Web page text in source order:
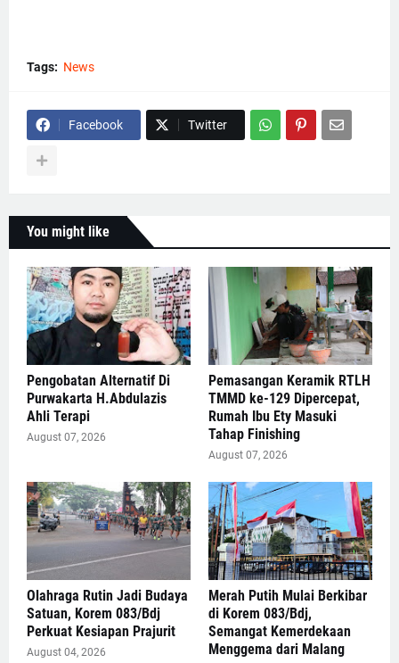
Tags: News
Facebook Twitter
You might like
Pengobatan Alternatif Di
Purwakarta H.Abdulazis
Ahli Terapi
August 07, 2026
Pemasangan Keramik RTLH
TMMD ke-129 Dipercepat,
Rumah Ibu Ety Masuki
Tahap Finishing
August 07, 2026
Olahraga Rutin Jadi Budaya
Satuan, Korem 083/Bdj
Perkuat Kesiapan Prajurit
August 04, 2026
Merah Putih Mulai Berkibar
di Korem 083/Bdj,
Semangat Kemerdekaan
Menggema dari Malang